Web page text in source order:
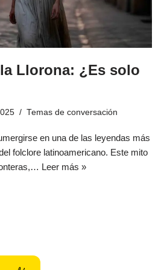
Llorona: ¿Es solo
Temas de conversación
en una de las leyendas más
folclore latinoamericano. Este mito
Leer más »